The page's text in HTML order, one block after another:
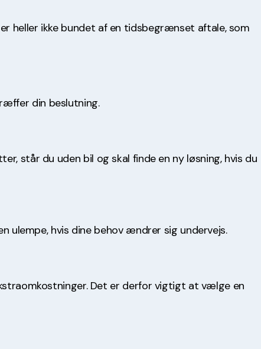
heller ikke bundet af en tidsbegrænset aftale, som
din beslutning.
står du uden bil og skal finde en ny løsning, hvis du
hvis dine behov ændrer sig undervejs.
Det er derfor vigtigt at vælge en